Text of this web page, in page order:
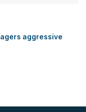
aggressive